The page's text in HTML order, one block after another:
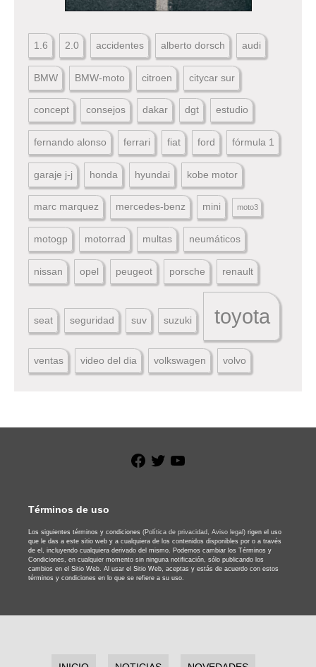
1.6 2.0 accidentes alberto dorsch audi
BMW BMW-moto citroen citycar sur
concept consejos dakar dgt estudio
fernando alonso ferrari fiat ford fórmula 1
garaje j-j honda hyundai kobe motor
marc marquez mercedes-benz mini moto3
motogp motorrad multas neumáticos
nissan opel peugeot porsche renault
seat seguridad suv suzuki toyota
ventas video del dia volkswagen volvo
Facebook
Twitter
Términos de uso
Los siguientes términos y condiciones (Política de privacidad, Aviso legal) rigen el uso
que le das a este sitio web y a cualquiera de los contenidos disponibles por o a través
de el, incluyendo cualquiera derivado del mismo. Podemos cambiar los Términos y
Condiciones, en cualquier momento sin ninguna notificación, sólo publicando los
cambios en el Sitio Web. Al usar el Sitio Web, aceptas y estás de acuerdo con estos
términos y condiciones en lo que se refiere a su uso.